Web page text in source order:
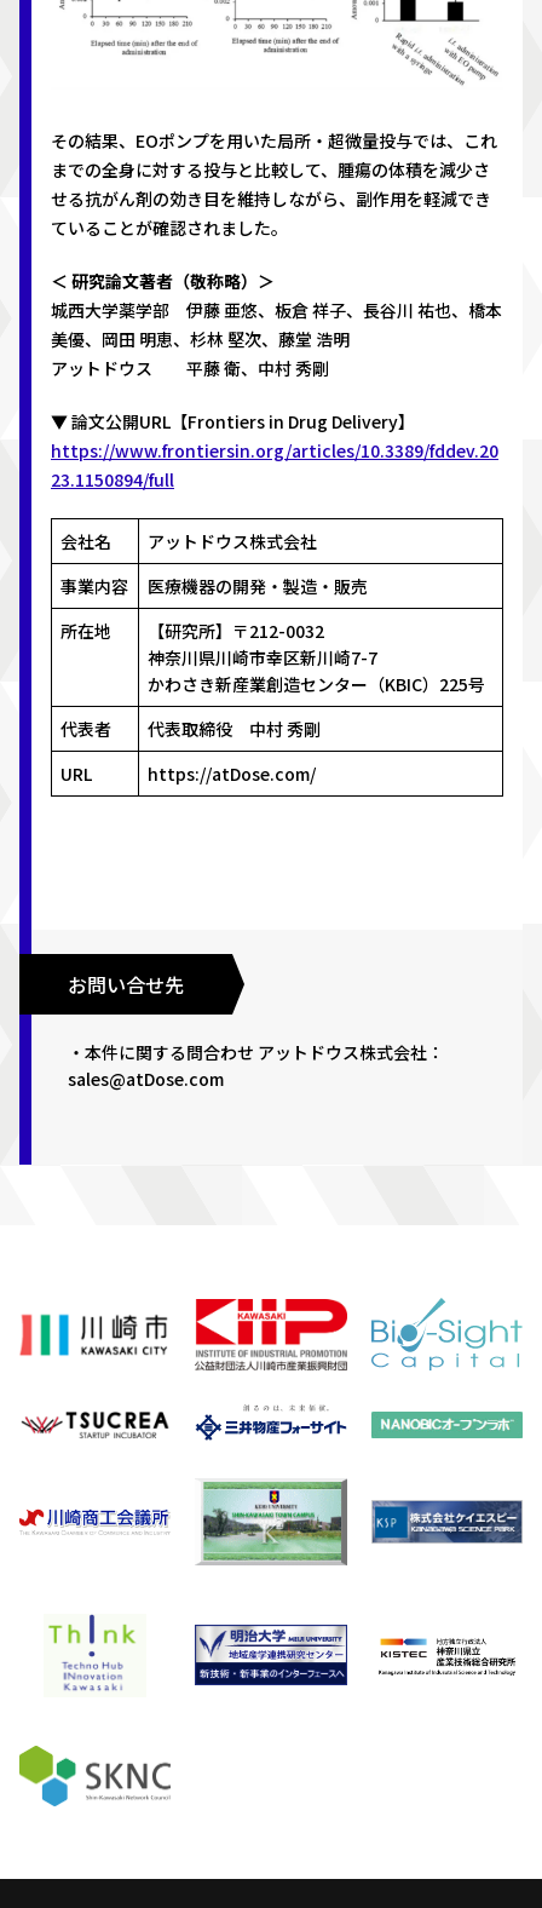
その結果、EOポンプを用いた局所・超微量投与では、これ
までの全身に対する投与と比較して、腫瘍の体積を減少さ
せる抗がん剤の効き目を維持しながら、副作用を軽減でき
ていることが確認されました。
＜ 研究論文著者（敬称略）＞
城西大学薬学部 伊藤 亜悠、板倉 祥子、長谷川 祐也、橋本
美優、岡田 明恵、杉林 堅次、藤堂 浩明
アットドウス 平藤 衛、中村 秀剛
▼ 論文公開URL【Frontiers in Drug Delivery】
https://www.frontiersin.org/articles/10.3389/fddev.20
23.1150894/full
会社名
アットドウス株式会社
事業内容
医療機器の開発・製造・販売
所在地
【研究所】〒212-0032
神奈川県川崎市幸区新川崎7-7
かわさき新産業創造センター（KBIC）225号
代表者
代表取締役 中村 秀剛
URL
https://atDose.com/
お問い合せ先
・本件に関する問合わせ アットドウス株式会社：
sales@atDose.com